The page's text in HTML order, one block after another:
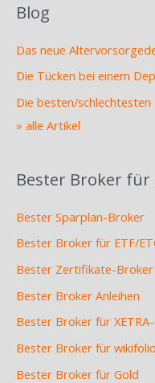
Blog
Das neue
Die Tücken bei einem
Die besten/schlechtesten
» alle Artikel
Bester Broker für
Bester Sparplan-Broker
Bester Broker für ETF/
Bester Zertifikate-Broker
Bester Broker Anleihen
Bester Broker für
Bester Broker für
Bester Broker für Gold